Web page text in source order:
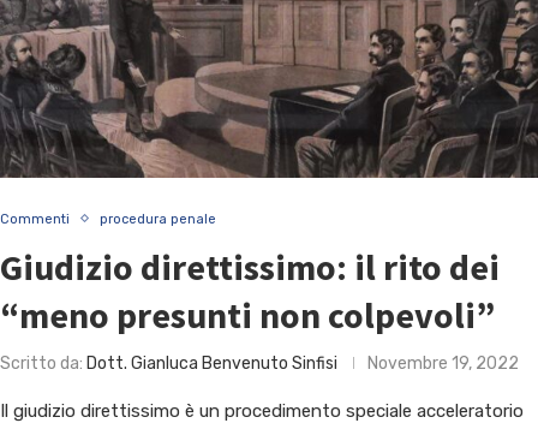
Commenti procedura penale
Giudizio direttissimo: il rito dei
“meno presunti non colpevoli”
Scritto da: Dott. Gianluca Benvenuto Sinfisi Novembre 19, 2022
Il giudizio direttissimo è un procedimento speciale acceleratorio